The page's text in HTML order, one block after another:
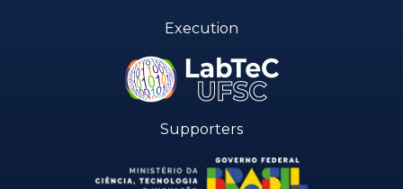
Execution
Supporters